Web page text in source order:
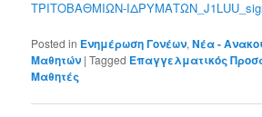
ΤΡΙΤΟΒΑΘΜΙΩΝ-
Posted in Ενημέρωση Γονέων,Νέα -
Μαθητών |Tagged Επαγγελματικός
Μαθητές